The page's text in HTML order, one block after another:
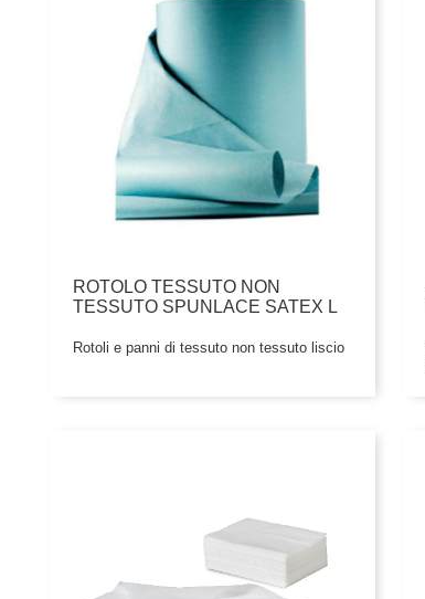
ROTOLO TESSUTO NON
TESSUTO SPUNLACE SATEX L
Rotoli e panni di tessuto non tessuto liscio